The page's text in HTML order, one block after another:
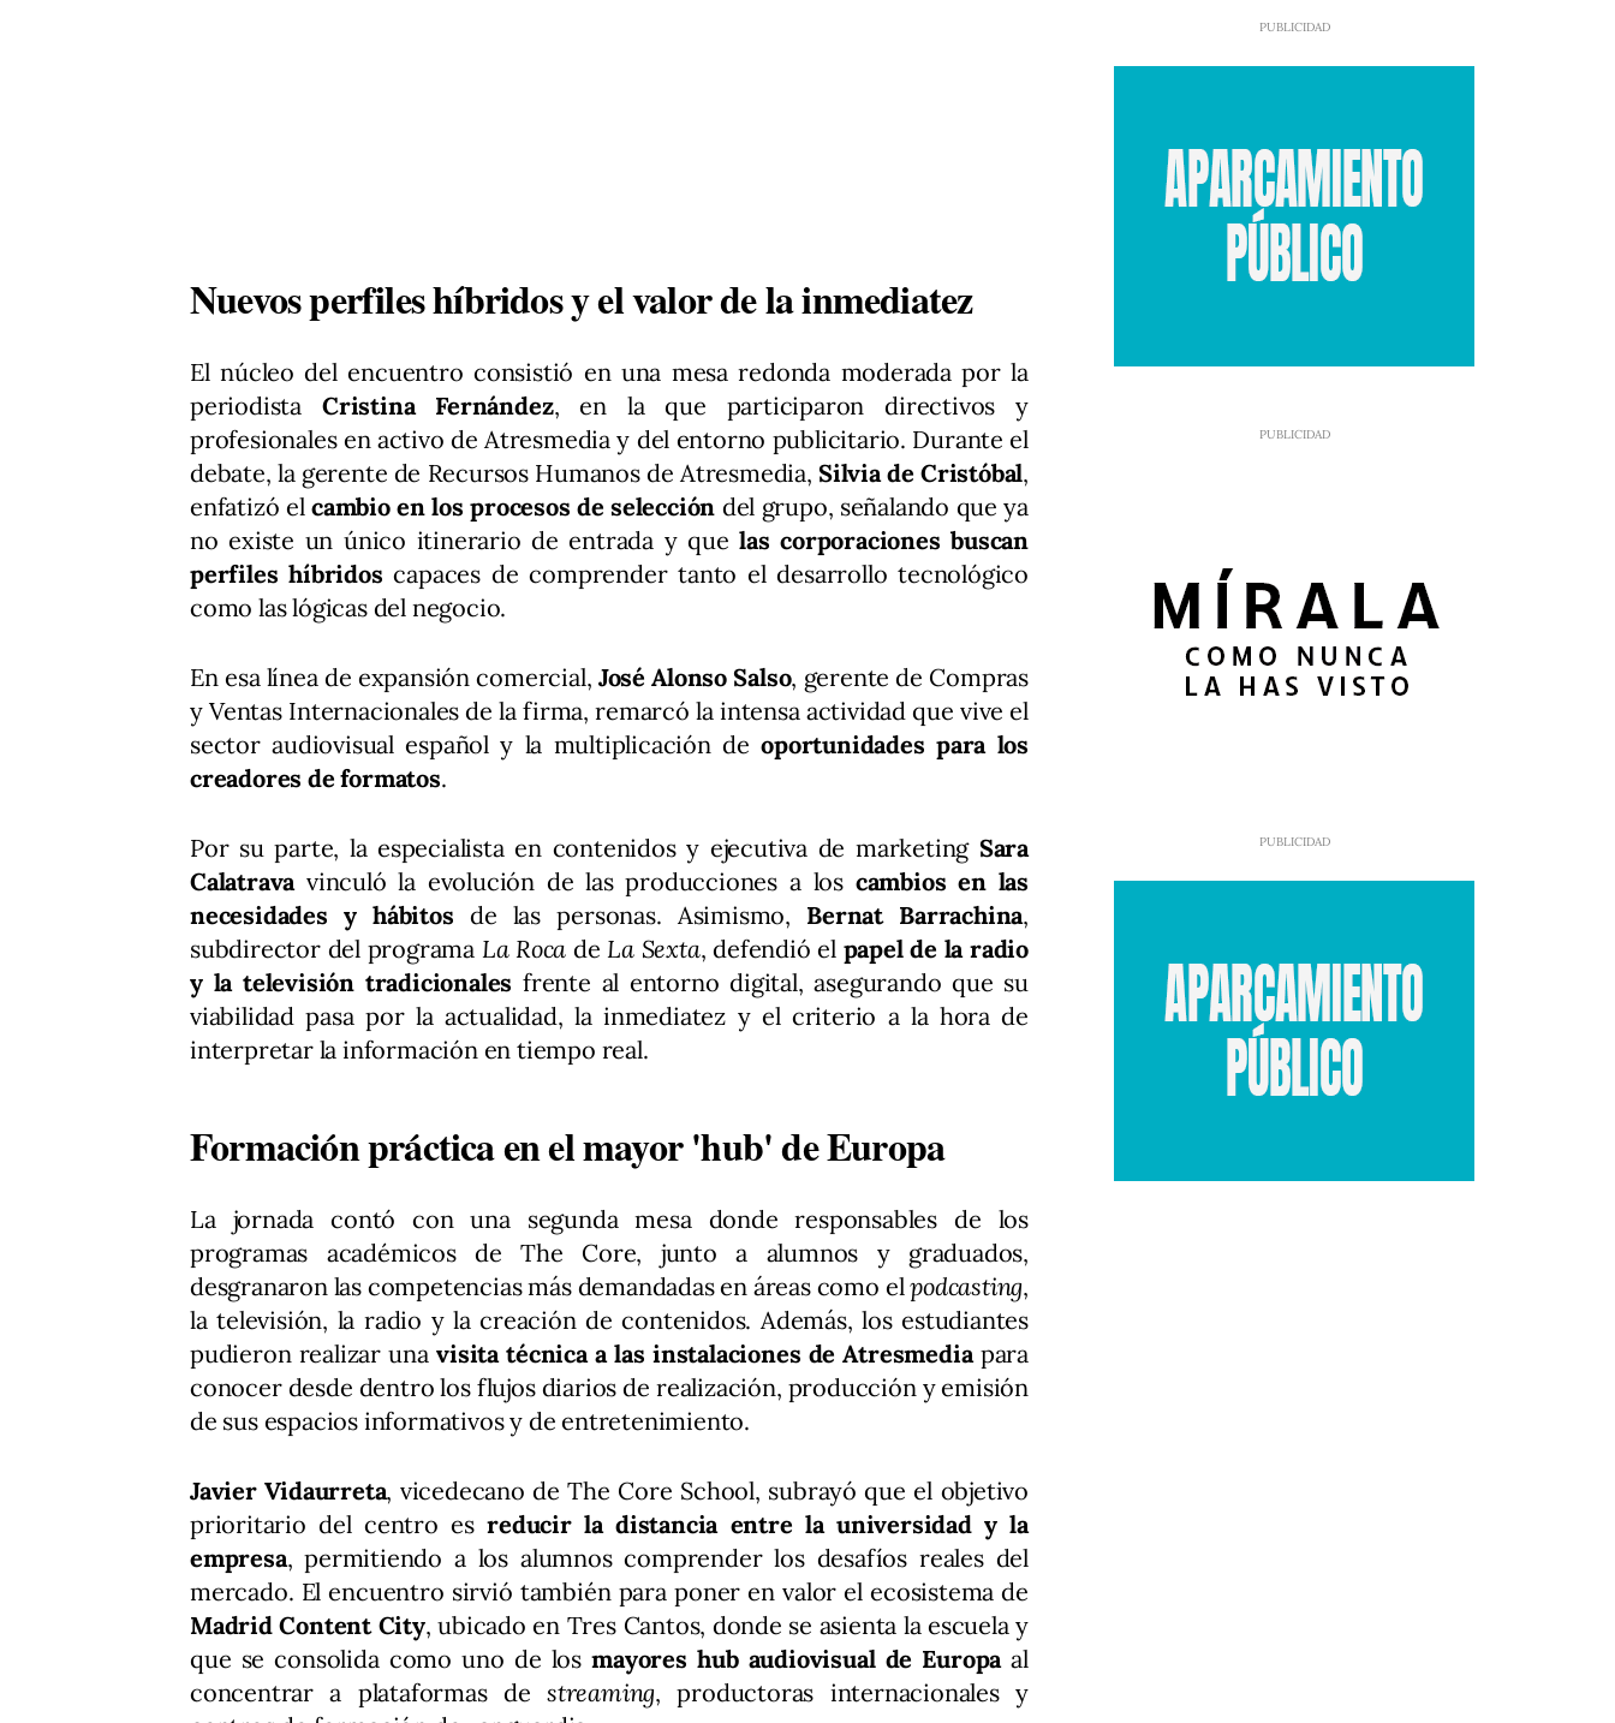
Nuevos perfiles híbridos y el valor de la inmediatez
El núcleo del encuentro consistió en una mesa redonda moderada por la
periodista Cristina Fernández, en la que participaron directivos y
profesionales en activo de Atresmedia y del entorno publicitario. Durante el
debate, la gerente de Recursos Humanos de Atresmedia,Silvia de Cristóbal,
enfatizó el cambio en los procesos de selección del grupo, señalando que ya
no existe un único itinerario de entrada y quelas corporaciones buscan
perfiles híbridoscapaces de comprender tanto el desarrollo tecnológico
como las lógicas del negocio.
En esa línea de expansión comercial, José Alonso Salso, gerente de Compras
y Ventas Internacionales de la firma, remarcó la intensa actividad que vive el
sector audiovisual español y la multiplicación deoportunidades para los
creadores de formatos.
Por su parte, la especialista en contenidos y ejecutiva de marketing Sara
Calatrava vinculó la evolución de las producciones a loscambios en las
necesidades y hábitos de las personas. Asimismo, Bernat Barrachina,
subdirector del programa La Roca de La Sexta, defendió el papel de la radio
y la televisión tradicionales frente al entorno digital, asegurando que su
viabilidad pasa por la actualidad, la inmediatez y el criterio a la hora de
interpretar la información en tiempo real.
Formación práctica en el mayor 'hub' de Europa
La jornada contó con una segunda mesa donde responsables de los
programas académicos de The Core, junto a alumnos y graduados,
desgranaron las competencias más demandadas en áreas como elpodcasting,
la televisión, la radio y la creación de contenidos. Además, los estudiantes
pudieron realizar unavisita técnica a las instalaciones de Atresmediapara
conocer desde dentro los flujos diarios de realización, producción y emisión
de sus espacios informativos y de entretenimiento.
Javier Vidaurreta, vicedecano de The Core School, subrayó que el objetivo
prioritario del centro esreducir la distancia entre la universidad y la
empresa, permitiendo a los alumnos comprender los desafíos reales del
mercado. El encuentro sirvió también para poner en valor el ecosistema de
Madrid Content City, ubicado en Tres Cantos, donde se asienta la escuela y
que se consolida como uno de losmayores hub audiovisual de Europaal
concentrar a plataformas destreaming, productoras internacionales y